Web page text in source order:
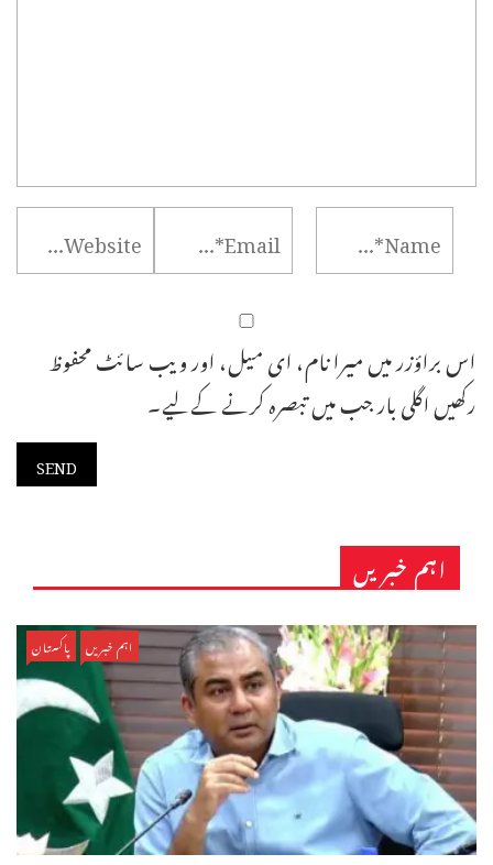
اس براؤزر میں میرا نام، ای میل، اور ویب سائٹ محفوظ
رکھیں اگلی بار جب میں تبصرہ کرنے کےلیے۔
اہم خبریں
اہم خبریں پاکستان